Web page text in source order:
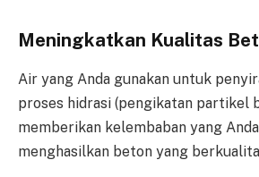
Meningkatkan Kualitas
Air yang Anda gunakan untuk
proses hidrasi (pengikatan partikel
memberikan kelembaban yang
menghasilkan beton yang